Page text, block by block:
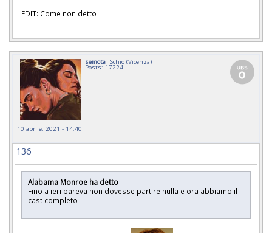
EDIT: Come non detto
semota Schio (Vicenza)
Posts: 17224
10 aprile, 2021 - 14:40
136
Alabama Monroe ha detto
Fino a ieri pareva non dovesse partire nulla e ora abbiamo il
cast completo